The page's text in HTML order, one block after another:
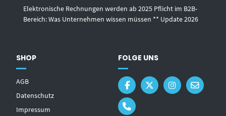
Elektronische Rechnungen werden ab 2025 Pflicht im B2B-
Bereich: Was Unternehmen wissen müssen ** Update 2026
SHOP
AGB
Datenschutz
Impressum
FOLGE UNS